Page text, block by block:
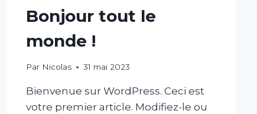
Bonjour tout le
monde !
Par Nicolas 31 mai 2023
Bienvenue sur WordPress. Ceci est
votre premier article. Modifiez-le ou